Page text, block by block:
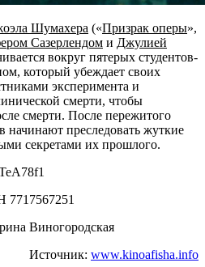
Шумахера («Призрак оперы»,
Сазерлендом и Джулией
вокруг пятерых студентов-
который убеждает своих
эксперимента и
смерти, чтобы
смерти. После пережитого
начинают преследовать жуткие
секретами их прошлого.
Виногородская
Источник: www.kinoafisha.info